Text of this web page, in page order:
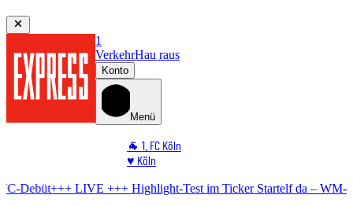
1
VerkehrHau raus
Konto
Menü
🐐 1. FC Köln
♥️ Köln
🏆 Sport
+++Highlight-Test im TickerStartelf da – WM-Star gibt FC-